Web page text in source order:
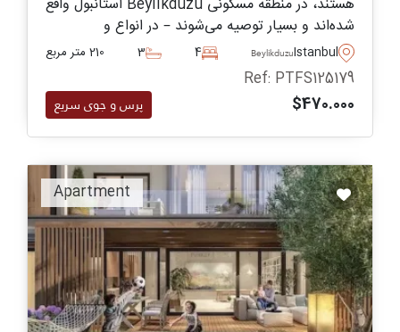
شده‌اند و بسیار توصیه می‌شوند – در انواع و
اندازه‌های مختلف برای خرید موجودند.
Istanbul
Beylikduzu
4
3 210 متر مربع
Ref: PTFS125179
$470.000 پرس و جوی سریع
Apartment